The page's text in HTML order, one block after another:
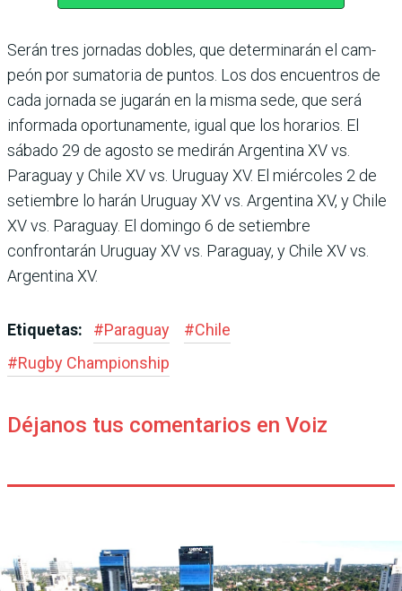
Serán tres jornadas dobles, que determinarán el cam­
peón por sumatoria de pun­tos. Los dos encuentros de
cada jornada se jugarán en la misma sede, que será
infor­mada oportunamente, igual que los horarios. El
sábado 29 de agosto se medirán Argen­tina XV vs.
Paraguay y Chile XV vs. Uruguay XV. El miér­coles 2 de
setiembre lo harán Uruguay XV vs. Argentina XV, y Chile
XV vs. Paraguay. El domingo 6 de setiembre
confrontarán Uruguay XV vs. Paraguay, y Chile XV vs.
Argentina XV.
Etiquetas: #Paraguay #Chile
#Rugby Champions­hip
Déjanos tus comentarios en Voiz